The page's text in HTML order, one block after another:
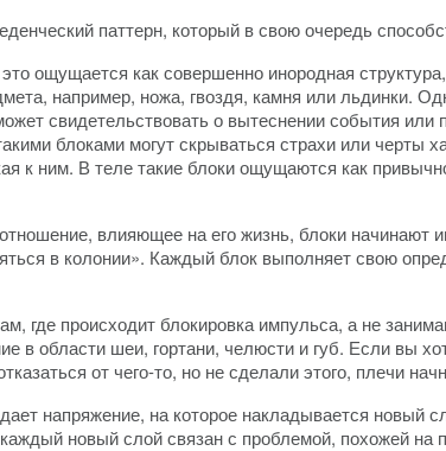
паттерн, который в свою очередь
ощущается как совершенно инородная
например, ножа, гвоздя, камня или льдинки.
свидетельствовать о вытеснении события
блоками могут скрываться страхи или черты
к ним. В теле такие блоки ощущаются как
влияющее на его жизнь, блоки начинают
в колонии». Каждый блок выполняет свою
где происходит блокировка импульса, а не
в области шеи, гортани, челюсти и губ. Если вы
от чего-то, но не сделали этого, плечи
напряжение, на которое накладывается новый
новый слой связан с проблемой, похожей